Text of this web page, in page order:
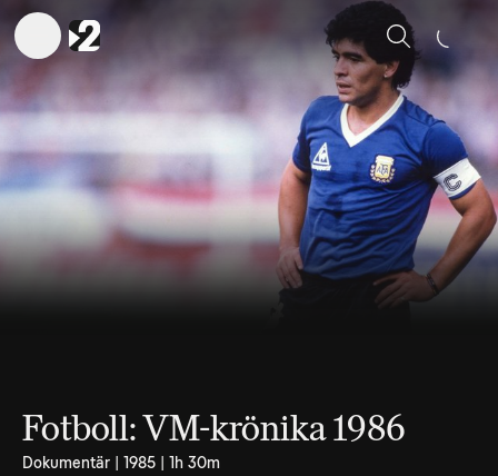
Sök
Fotboll: VM-krönika 1986
Dokumentär | 1985 | 1h 30m